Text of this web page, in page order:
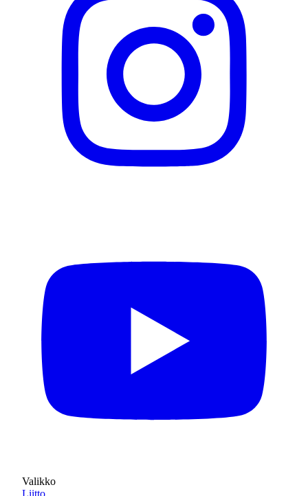
Valikko
Liitto